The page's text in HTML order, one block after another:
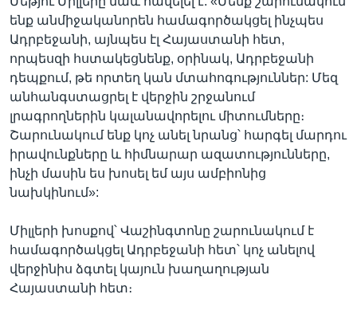
ենք անմիջականորեն համագործակցել ինչպես
Ադրբեջանի, այնպես էլ Հայաստանի հետ,
որպեսզի հստակեցնենք, օրինակ, Ադրբեջանի
դեպքում, թե որտեղ կան մտահոգություններ: Մեզ
անհանգստացրել է վերջին շրջանում
լրագրողներին կալանավորելու միտումները։
Շարունակում ենք կոչ անել նրանց՝ հարգել մարդու
իրավունքները և հիմնարար ազատությունները,
ինչի մասին ես խոսել եմ այս ամբիոնից
նախկինում»:
Միլլերի խոսքով՝ Վաշինգտոնը շարունակում է
համագործակցել Ադրբեջանի հետ՝ կոչ անելով
վերջինիս ձգտել կայուն խաղաղության
Հայաստանի հետ։